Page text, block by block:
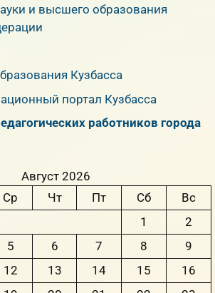
и высшего образования
Кузбасса
портал Кузбасса
работников города
Август 2026
Ср Чт Пт Сб
Вс
1
2
5 6 7 8
9
12 13 14 15
16